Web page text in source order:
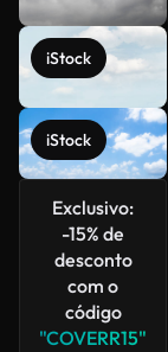
iStock
iStock
Exclusivo:
-15% de
desconto
com o
código
"COVERR15"